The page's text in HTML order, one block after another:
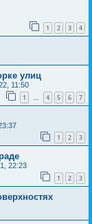
1 2 3 4
улиц
11:50
1 … 4 5 6 7
1 2 3
22:23
1 2 3